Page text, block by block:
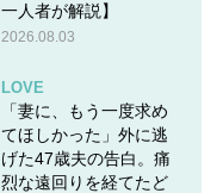
一人者が解説】
2026.08.03
LOVE
「妻に、もう一度求め
てほしかった」外に逃
げた47歳夫の告白。痛
烈な遠回りを経てたど